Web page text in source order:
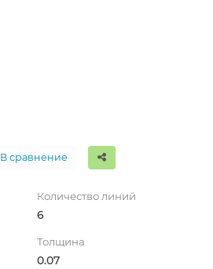
В сравнение
Количество линий
6
Толщина
0.07